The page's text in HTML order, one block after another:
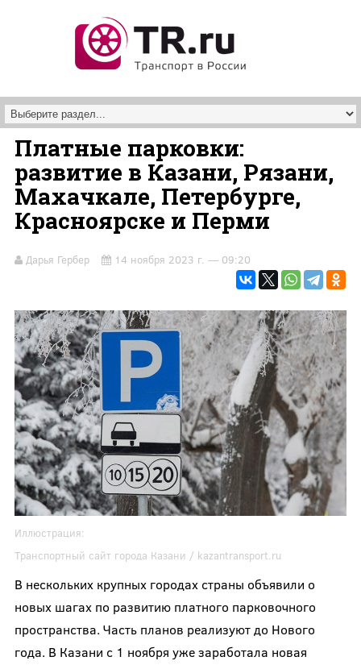
Платные парковки:
развитие в Казани, Рязани,
Махачкале, Петербурге,
Красноярске и Перми
Дарья Гербер 14 ноября 2023 г. — 09:20
Иллюстрация:
Транспортный сайт города Казани / kazantransport.ru
В нескольких крупных городах страны объявили о
новых шагах по развитию платного парковочного
пространства. Часть планов реализуют до Нового
года. В Казани с 1 ноября уже заработала новая